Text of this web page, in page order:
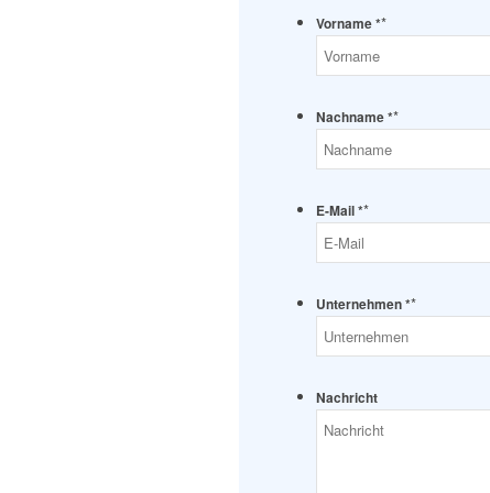
Vorname **
Nachname **
E-Mail **
Unternehmen **
Nachricht